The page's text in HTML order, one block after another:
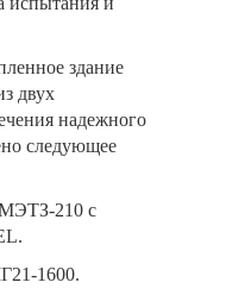
здание
двух
надежного
следующее
210 с
1600.